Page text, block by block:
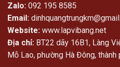
Zalo: 092 195 8585
Email:
Website: www.lapvibang.net
Địa chỉ: BT22 dãy 16B1, Làng
Mỗ Lao, phường Hà Đông, thành